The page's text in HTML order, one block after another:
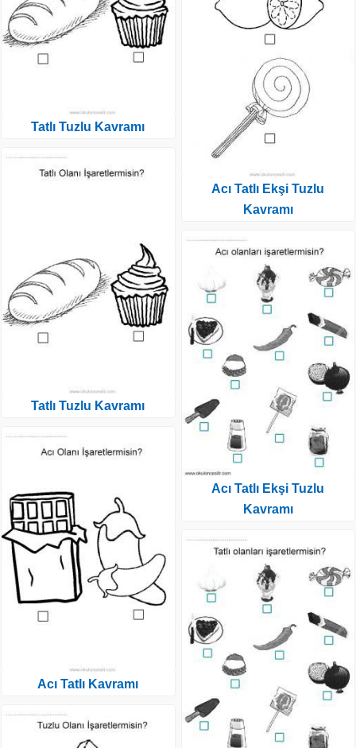
Tatlı Tuzlu Kavramı
Tatlı Tuzlu Kavramı
Acı Tatlı Kavramı
Acı Tatlı Ekşi Tuzlu
Kavramı
Acı Tatlı Ekşi Tuzlu
Kavramı